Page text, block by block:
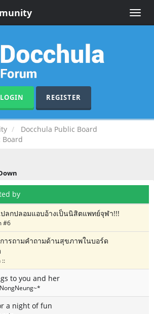
Toggle
LOGIN REGISTER
Docchula Public Board
Board
by
ลกปลอมแอบอ้างเป็นนิสิตแพทย์จุฬา!!!
#6
ารถามคำถามด้านสุขภาพในบอร์ด
::
to you and her
a night of fun